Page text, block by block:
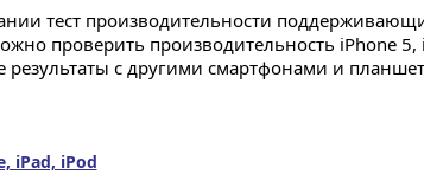
тест производительности
проверить производительность iPhone 5,
результаты с другими смартфонами и
iPad, iPod